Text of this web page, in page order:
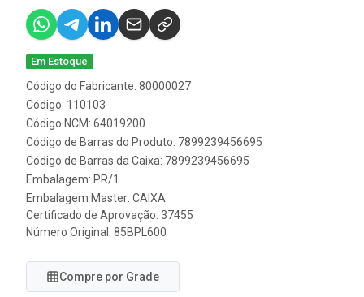
Em Estoque
Código do Fabricante: 80000027
Código: 110103
Código NCM: 64019200
Código de Barras do Produto: 7899239456695
Código de Barras da Caixa: 7899239456695
Embalagem: PR/1
Embalagem Master: CAIXA
Certificado de Aprovação: 37455
Número Original: 85BPL600
Compre por Grade